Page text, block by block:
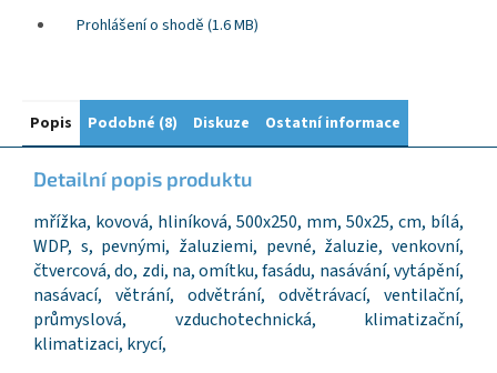
Prohlášení o shodě (1.6 MB)
Popis Podobné (8) Diskuze Ostatní informace
Detailní popis produktu
mřížka, kovová, hliníková, 500x250, mm, 50x25, cm, bílá,
WDP, s, pevnými, žaluziemi, pevné, žaluzie, venkovní,
čtvercová, do, zdi, na, omítku, fasádu, nasávání, vytápění,
nasávací, větrání, odvětrání, odvětrávací, ventilační,
průmyslová, vzduchotechnická, klimatizační,
klimatizaci, krycí,